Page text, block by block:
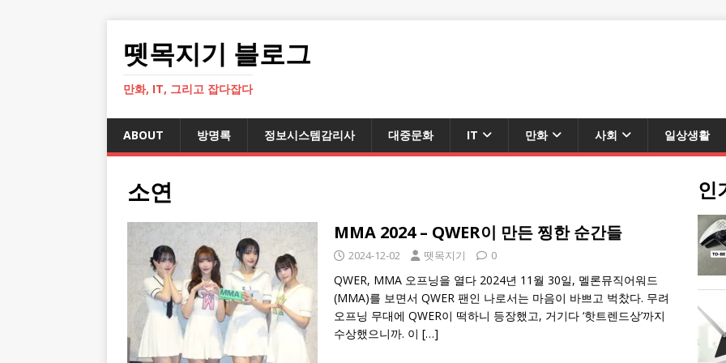
뗏목지기 블로그
만화, IT, 그리고 잡다잡다
ABOUT 방명록 정보시스템감리사 대중문화 IT 만화 사회 일상생활
소연
MMA 2024 – QWER이 만든 찡한 순간들
2024-12-02 뗏목지기 0
QWER, MMA 오프닝을 열다 2024년 11월 30일, 멜론뮤직어워드
(MMA)를 보면서 QWER 팬인 나로서는 마음이 바쁘고 벅찼다. 무려
오프닝 무대에 QWER이 떡하니 등장했고, 거기다 ‘핫트렌드상’까지
수상했으니까. 이 […]
인